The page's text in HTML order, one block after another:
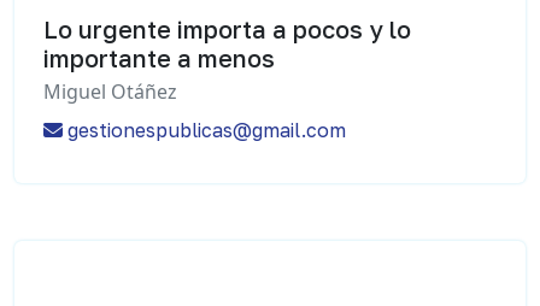
Lo urgente importa a pocos y lo
importante a menos
Miguel Otáñez
gestionespublicas@gmail.com